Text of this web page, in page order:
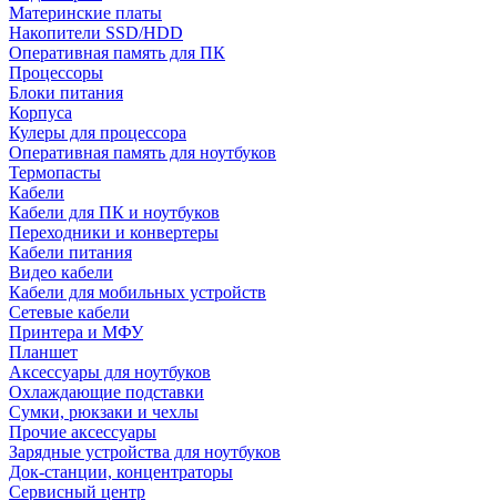
Материнские платы
Накопители SSD/HDD
Оперативная память для ПК
Процессоры
Блоки питания
Корпуса
Кулеры для процессора
Оперативная память для ноутбуков
Термопасты
Кабели
Кабели для ПК и ноутбуков
Переходники и конвертеры
Кабели питания
Видео кабели
Кабели для мобильных устройств
Сетевые кабели
Принтера и МФУ
Планшет
Аксессуары для ноутбуков
Охлаждающие подставки
Сумки, рюкзаки и чехлы
Прочие аксессуары
Зарядные устройства для ноутбуков
Док-станции, концентраторы
Сервисный центр